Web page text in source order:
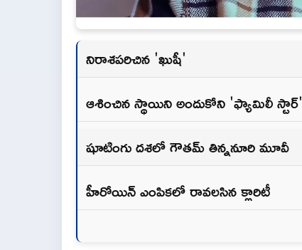
నిరాశపరిచిన 'ఖుషీ'
ఆశించిన స్థాయిని అందుకోని 'ఫ్యామిలీ స్టార్'
షూటింగు దశలో గౌతమ్ తిన్ననూరి మూవీ
హీరోయిన్ ఎంపికలో రావలసిన క్లారిటీ